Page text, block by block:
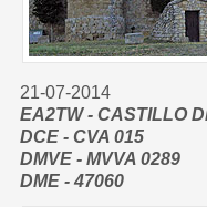
21-07-2014
EA2TW - CASTILLO
DCE - CVA 015
DMVE - MVVA 0289
DME - 47060